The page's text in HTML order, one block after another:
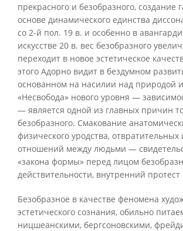
прекрасного и безобразного, создание
основе динамического единства
со 2-й пол. 19 в. и особенно в
искусстве 20 в. вес безобразного
переходит в новое эстетическое
этого Адорно видит в бездумном
основанном на насилии над природой
«Несвобода» нового уровня —
— является одной из главных причин
безобразного. Смакование
физического уродства,
отношений между людьми —
«закона формы» перед лицом
действительности, внутренний
Безобразное в качестве феномена
эстетического сознания, обильно
ницшеанскими, бергсоновскими,